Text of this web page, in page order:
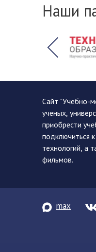
Наши
Сайт "Учебно-
ученых,
приобрести
подключиться
технологий, а
фильмов.
max